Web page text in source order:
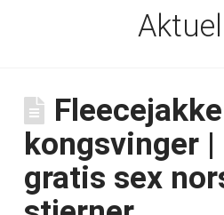
kongsvinger
gratis sex